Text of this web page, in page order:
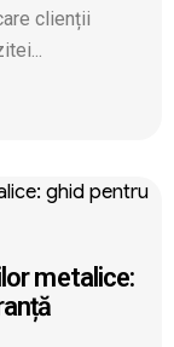
clienții
metalice: